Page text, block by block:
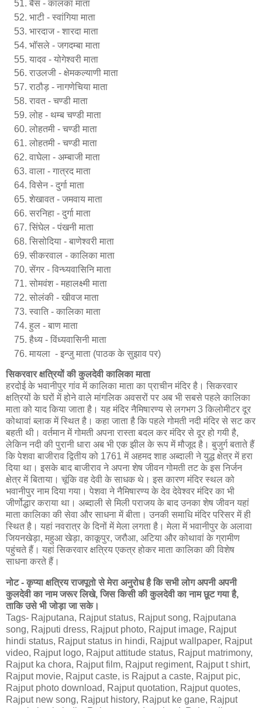
बैस - कालका माता
भाटी - स्वांगिया माता
भारदाज - शारदा माता
भॉसले - जगदम्बा माता
यादव - योगेश्वरी माता
राउलजी - क्षेमकल्याणी माता
राठौड़ - नागणेचिया माता
रावत - चण्डी माता
लोह - थम्ब चण्डी माता
लोहतमी - चण्डी माता
लोहतमी - चण्डी माता
वाघेला - अम्बाजी माता
वाला - गात्रद माता
विसेन - दुर्गा माता
शेखावत - जमवाय माता
सरनिहा - दुर्गा माता
सिंघेल - पंखनी माता
सिसोदिया - बाणेश्वरी माता
सीकरवाल - कालिका माता
सेंगर - विन्ध्यवासिनि माता
सोमवंश - महालक्ष्मी माता
सोलंकी - खीवज माता
स्वाति - कालिका माता
हुल - बाण माता
हैध्य - विंध्यवासिनी माता
मायला - इन्जुमाता (पाठक के सुझाव पर)
सिकरवार क्षत्रियों की कुलदेवी कालिका माता
हरदोई के भवानीपुर गांव में कालिका माता का प्राचीन मंदिर है। सिकरवार
क्षत्रियों के घरों में होने वाले मांगलिक अवसरों पर अब भी सबसे पहले कालिका
माता को याद किया जाता है। यह मंदिर नैमिषारण्य से लगभग 3 किलोमीटर दूर
कोथावां ब्लाक में स्थित है। कहा जाता है कि पहले गोमती नदी मंदिर से सट कर
बहती थी। वर्तमान में गोमती अपना रास्ता बदल कर मंदिर से दूर हो गयी है,
लेकिन नदी की पुरानी धारा अब भी एक झील के रूप में मौजूद है। बुजुर्ग बताते हैं
कि पेशवा बाजीराव द्वितीय को 1761 में अहमद शाह अब्दाली ने युद्ध क्षेत्र में हरा
दिया था। इसके बाद बाजीराव ने अपना शेष जीवन गोमती तट के इस निर्जन
क्षेत्र में बिताया। चूंकि वह देवी के साधक थे। इस कारण मंदिर स्थल को
भवानीपुर नाम दिया गया। पेशवा ने नैमिषारण्य के देव देवेश्वर मंदिर का भी
जीर्णोद्धार कराया था। अब्दाली से मिली पराजय के बाद उनका शेष जीवन यहां
माता कालिका की सेवा और साधना में बीता। उनकी समाधि मंदिर परिसर में ही
स्थित है। यहां नवरात्र के दिनों में मेला लगता है। मेला में भवानीपुर के अलावा
जियनखेड़ा, महुआ खेड़ा, काकूपुर, जरौआ, अटिया और कोथावां के ग्रामीण
पहुंचते हैं। यहां सिकरवार क्षत्रिय एकत्र होकर माता कालिका की विशेष
साधना करते हैं।
नोट - कृप्या क्षत्रिय राजपूतो से मेरा अनुरोध है कि सभी लोग अपनी अपनी
कुलदेवी का नाम जरूर लिखे, जिस किसी की कुलदेवी का नाम छूट गया है,
ताकि उसे भी जोड़ा जा सके।
Tags- Rajputana, Rajput status, Rajput song, Rajputana
song, Rajputi dress, Rajput photo, Rajput image, Rajput
hindi status, Rajput status in hindi, Rajput wallpaper, Rajput
video, Rajput logo, Rajput attitude status, Rajput matrimony,
Rajput ka chora, Rajput film, Rajput regiment, Rajput t shirt,
Rajput movie, Rajput caste, is Rajput a caste, Rajput pic,
Rajput photo download, Rajput quotation, Rajput quotes,
Rajput new song, Rajput history, Rajput ke gane, Rajput